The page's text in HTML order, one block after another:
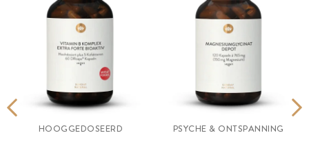
HOOGGEDOSEERD PSYCHE & ONTSPANNING